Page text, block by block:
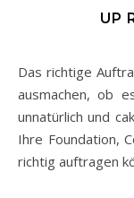
UP
Das richtige Auftragen von Make-up kann den Unterschied
ausmachen, ob
unnatürlich und
Ihre Foundation,
richtig auftragen